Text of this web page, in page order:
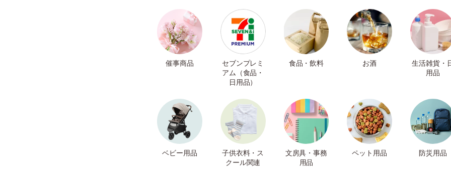
催事商品
セブンプレミ
アム（食品・
日用品）
食品・飲料 お酒
生活雑貨・
用品
ベビー用品
子供衣料・ス
クール関連
文房具・事務
用品
ペット用品 防災用品